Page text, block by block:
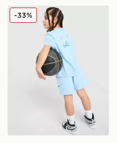
Maglia/Pantaloncino
Jordan Completo Beyond
-33%